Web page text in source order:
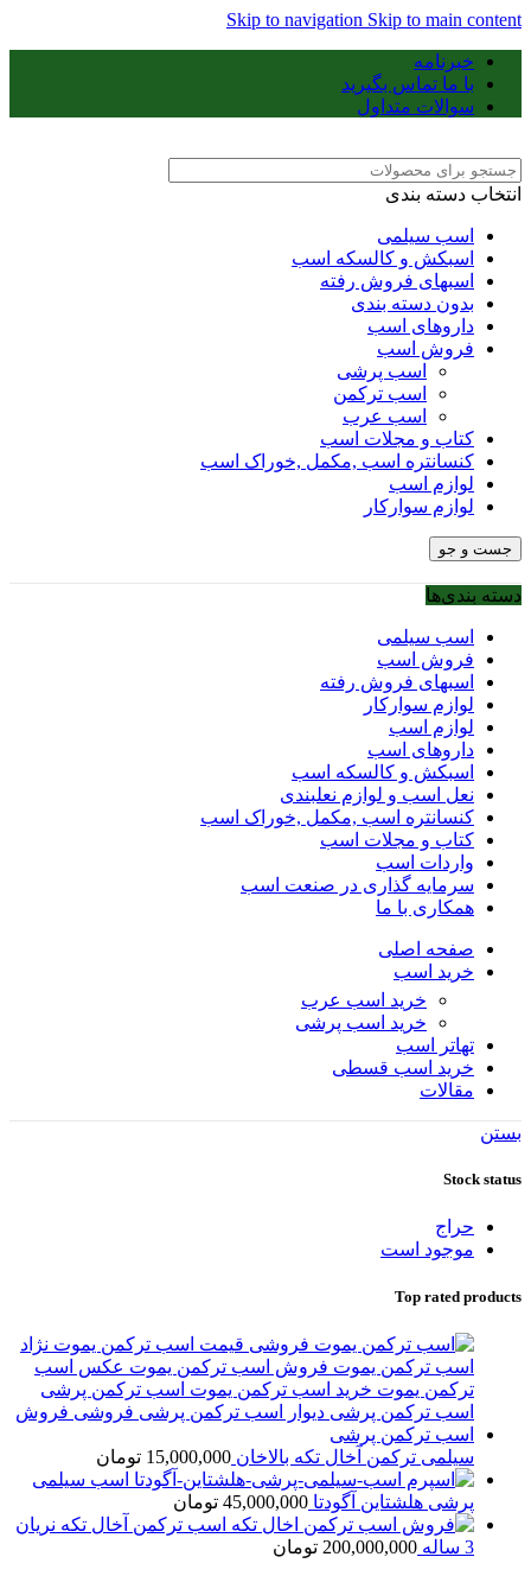
Skip to navigation Skip to main content
خبرنامه
با ما تماس بگیرید
سوالات متداول
انتخاب دسته بندی
اسب سیلمی
اسبکش و کالسکه اسب
اسبهای فروش رفته
بدون دسته بندی
داروهای اسب
فروش اسب
اسب پرشی
اسب ترکمن
اسب عرب
کتاب و مجلات اسب
کنسانتره اسب ,مکمل ,خوراک اسب
لوازم اسب
لوازم سوارکار
جست و جو
دسته بندی‌ها
اسب سیلمی
فروش اسب
اسبهای فروش رفته
لوازم سوارکار
لوازم اسب
داروهای اسب
اسبکش و کالسکه اسب
نعل اسب و لوازم نعلبندی
کنسانتره اسب ,مکمل ,خوراک اسب
کتاب و مجلات اسب
واردات اسب
سرمایه گذاری در صنعت اسب
همکاری با ما
صفحه اصلی
خرید اسب
خرید اسب عرب
خرید اسب پرشی
تهاتر اسب
خرید اسب قسطی
مقالات
بستن
Stock status
حراج
موجود است
Top rated products
سیلمی ترکمن آخال تکه بالاخان 15,000,000 تومان
اسب سیلمی
پرشی هلشتاین آگودتا 45,000,000 تومان
اسب ترکمن آخال تکه نریان
3 ساله
200,000,000 تومان